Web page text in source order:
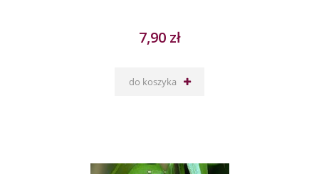
7,90 zł
do koszyka